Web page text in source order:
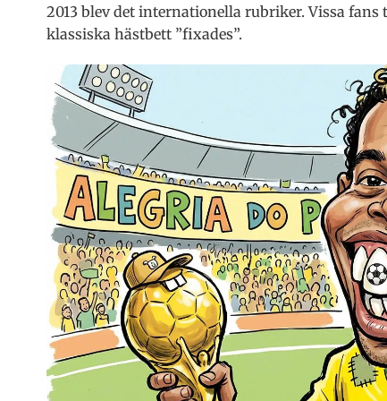
2013 blev det internationella rubriker. Vissa
klassiska hästbett ”fixades”.